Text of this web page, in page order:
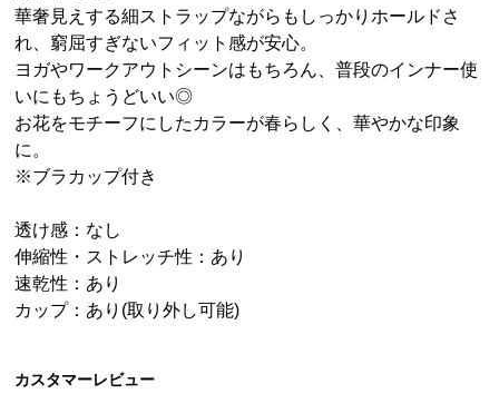
華奢見えする細ストラップながらもしっかりホールドさ
れ、窮屈すぎないフィット感が安心。
ヨガやワークアウトシーンはもちろん、普段のインナー使
いにもちょうどいい◎
お花をモチーフにしたカラーが春らしく、華やかな印象
に。
※ブラカップ付き
透け感：なし
伸縮性・ストレッチ性：あり
速乾性：あり
カップ：あり(取り外し可能)
カスタマーレビュー